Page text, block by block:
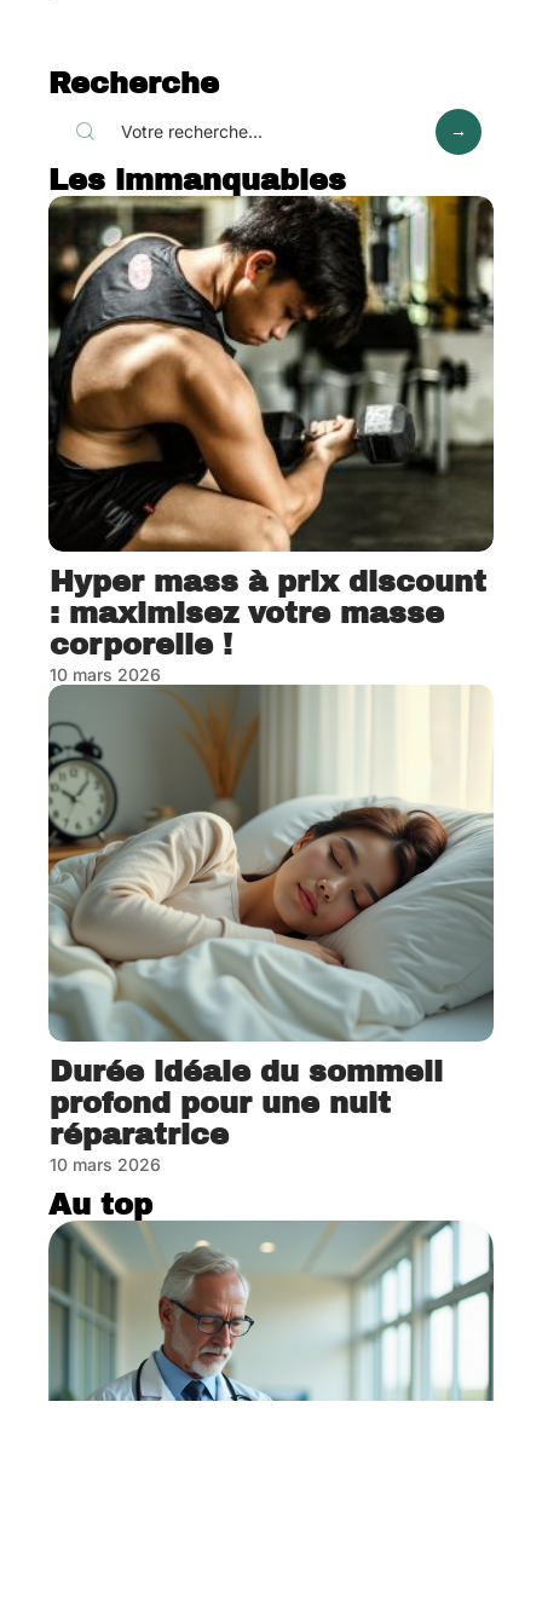
Recherche
Les immanquables
Hyper mass à prix discount
: maximisez votre masse
corporelle !
10 mars 2026
Durée idéale du sommeil
profond pour une nuit
réparatrice
10 mars 2026
Au top